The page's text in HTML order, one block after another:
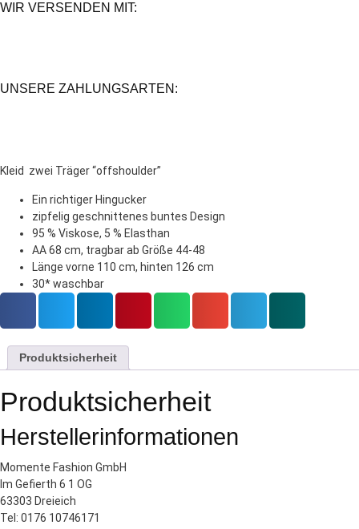
WIR VERSENDEN MIT:
UNSERE ZAHLUNGSARTEN:
Kleid zwei Träger “offshoulder”
Ein richtiger Hingucker
zipfelig geschnittenes buntes Design
95 % Viskose, 5 % Elasthan
AA 68 cm, tragbar ab Größe 44-48
Länge vorne 110 cm, hinten 126 cm
30* waschbar
Produktsicherheit
Produktsicherheit
Herstellerinformationen
Momente Fashion GmbH
Im Gefierth 6 1 OG
63303 Dreieich
Tel: 0176 10746171